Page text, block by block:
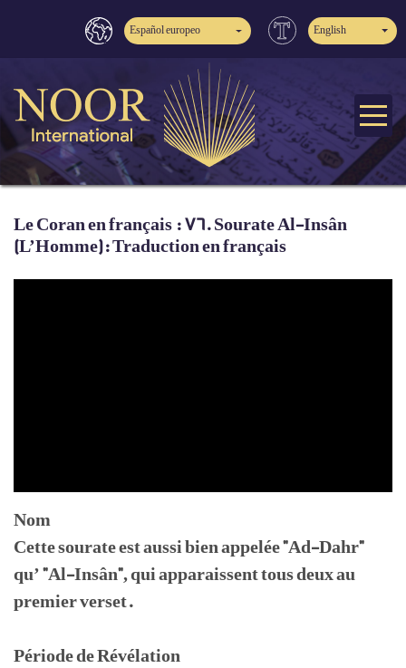
Español europeo English
Le Coran en français : 76. Sourate Al-Insân
(L’Homme): Traduction en français
Nom
Cette sourate est aussi bien appelée "Ad-Dahr"
qu’ "Al-Insân", qui apparaissent tous deux au
premier verset.
Période de Révélation